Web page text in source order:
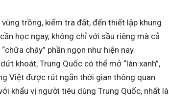
trồng, kiểm tra đất, đến thiết lập khung
học ngay, không chỉ với sầu riêng mà cả
cháy” phần ngọn như hiện nay.
khoát, Trung Quốc có thể mở “làn xanh”,
Việt được rút ngắn thời gian thông quan
khẩu vị người tiêu dùng Trung Quốc, nhất là